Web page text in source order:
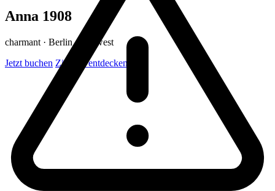
Anna 1908
charmant · Berlin · Südwest
Jetzt buchen Zimmer entdecken ↓